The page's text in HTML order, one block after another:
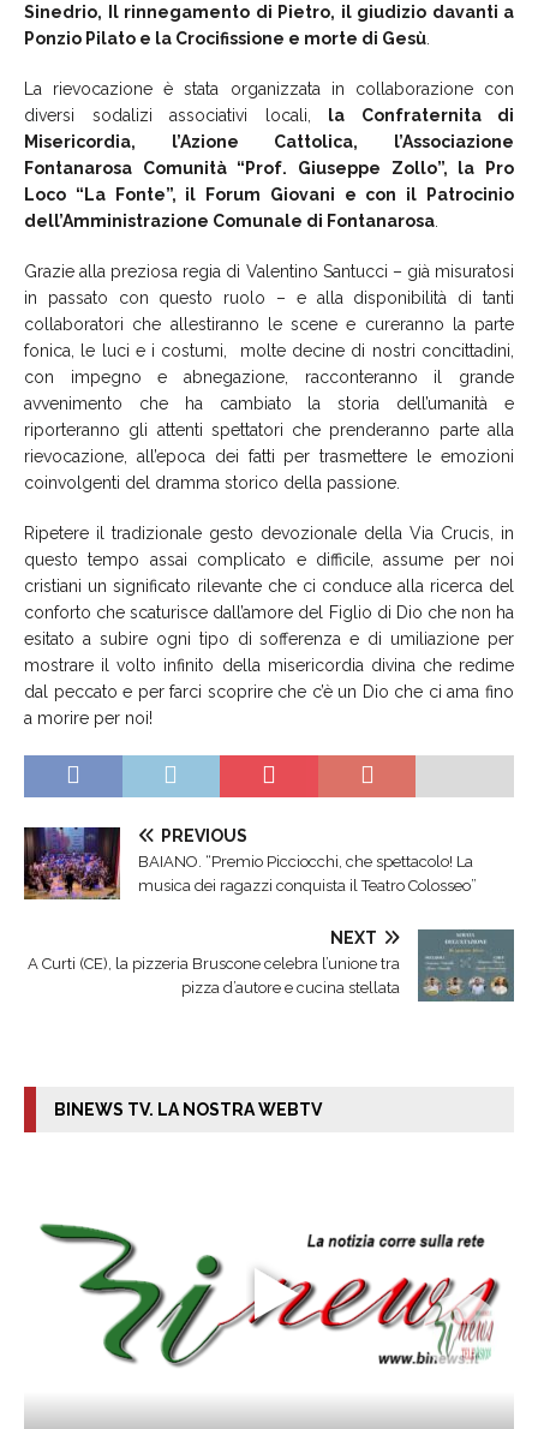
Sinedrio, Il rinnegamento di Pietro, il giudizio davanti a
Ponzio Pilato e la Crocifissione e morte di Gesù
La rievocazione è stata organizzata in collaborazione con
diversi sodalizi associativi locali,
la Confraternita di
Misericordia, l’Azione Cattolica, l’Associazione
Fontanarosa Comunità “Prof. Giuseppe Zollo”, la Pro
Loco “La Fonte”, il Forum Giovani e con il Patrocinio
dell’Amministrazione Comunale di Fontanarosa
Grazie alla preziosa regia di Valentino Santucci – già misuratosi
in passato con questo ruolo – e alla disponibilità di tanti
collaboratori che allestiranno le scene e cureranno la parte
fonica, le luci e i costumi, molte decine di nostri concittadini,
con impegno e abnegazione, racconteranno il grande
avvenimento che ha cambiato la storia dell’umanità e
riporteranno gli attenti spettatori che prenderanno parte alla
rievocazione, all’epoca dei fatti per trasmettere le emozioni
coinvolgenti del dramma storico della passione.
Ripetere il tradizionale gesto devozionale della Via Crucis, in
questo tempo assai complicato e difficile, assume per noi
cristiani un significato rilevante che ci conduce alla ricerca del
conforto che scaturisce dall’amore del Figlio di Dio che non ha
esitato a subire ogni tipo di sofferenza e di umiliazione per
mostrare il volto infinito della misericordia divina che redime
dal peccato e per farci scoprire che c’è un Dio che ci ama fino
a morire per noi!
PREVIOUS
BAIANO. “Premio Picciocchi, che spettacolo! La
musica dei ragazzi conquista il Teatro Colosseo”
NEXT
A Curti (CE), la pizzeria Bruscone celebra l’unione tra
pizza d’autore e cucina stellata
BINEWS TV. LA NOSTRA WEBTV